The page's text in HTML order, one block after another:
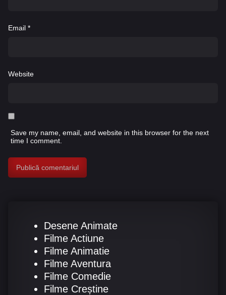
Email *
Website
Save my name, email, and website in this browser for the next
time I comment.
Desene Animate
Filme Actiune
Filme Animatie
Filme Aventura
Filme Comedie
Filme Creștine